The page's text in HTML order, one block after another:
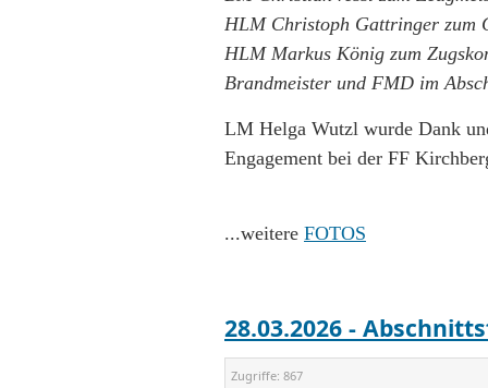
HLM Christoph Gattringer zum
HLM Markus König zum
Brandmeister und FMD im
LM Helga Wutzl wurde Dank
Engagement bei der FF
...weitere FOTOS
28.03.2026 -
Zugriffe: 867